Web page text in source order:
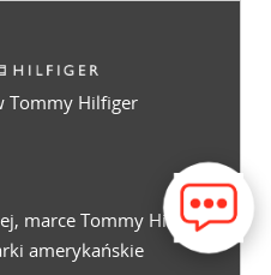
Tommy Hilfiger
marce Tommy Hilfiger
amerykańskie